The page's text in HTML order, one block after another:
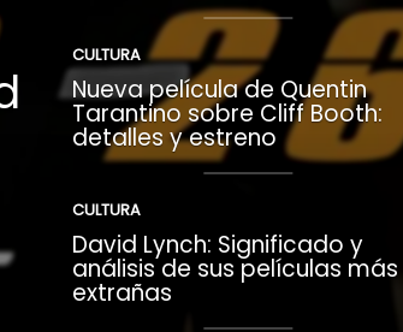
CULTURA
Nueva película de Quentin
Tarantino sobre Cliff Booth:
detalles y estreno
CULTURA
David Lynch: Significado y
análisis de sus películas más
extrañas